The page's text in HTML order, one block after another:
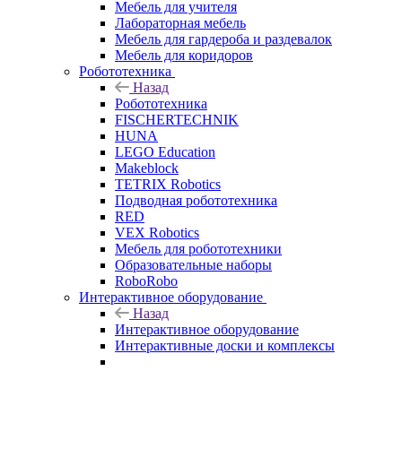
Мебель для учителя
Лабораторная мебель
Мебель для гардероба и раздевалок
Мебель для коридоров
Робототехника
Назад
Робототехника
FISCHERTECHNIK
HUNA
LEGO Education
Makeblock
TETRIX Robotics
Подводная робототехника
RED
VEX Robotics
Мебель для робототехники
Образовательные наборы
RoboRobo
Интерактивное оборудование
Назад
Интерактивное оборудование
Интерактивные доски и комплексы